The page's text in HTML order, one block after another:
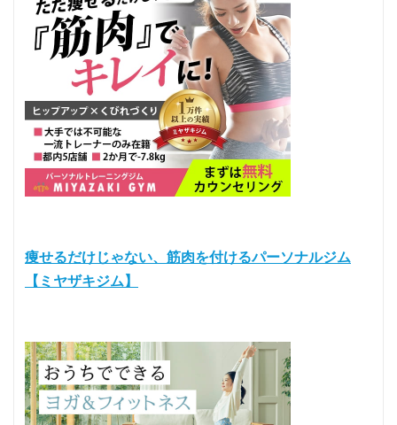
痩せるだけじゃない、筋肉を付けるパーソナルジム
【ミヤザキジム】